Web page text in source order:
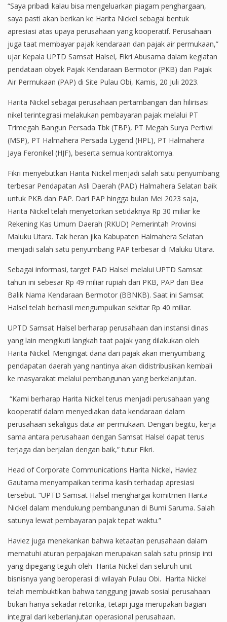
“Saya pribadi kalau bisa mengeluarkan piagam penghargaan,
saya pasti akan berikan ke Harita Nickel sebagai bentuk
apresiasi atas upaya perusahaan yang kooperatif. Perusahaan
juga taat membayar pajak kendaraan dan pajak air permukaan,”
ujar Kepala UPTD Samsat Halsel, Fikri Abusama dalam kegiatan
pendataan obyek Pajak Kendaraan Bermotor (PKB) dan Pajak
Air Permukaan (PAP) di Site Pulau Obi, Kamis, 20 Juli 2023.
Harita Nickel sebagai perusahaan pertambangan dan hilirisasi
nikel terintegrasi melakukan pembayaran pajak melalui PT
Trimegah Bangun Persada Tbk (TBP), PT Megah Surya Pertiwi
(MSP), PT Halmahera Persada Lygend (HPL), PT Halmahera
Jaya Feronikel (HJF), beserta semua kontraktornya.
Fikri menyebutkan Harita Nickel menjadi salah satu penyumbang
terbesar Pendapatan Asli Daerah (PAD) Halmahera Selatan baik
untuk PKB dan PAP. Dari PAP hingga bulan Mei 2023 saja,
Harita Nickel telah menyetorkan setidaknya Rp 30 miliar ke
Rekening Kas Umum Daerah (RKUD) Pemerintah Provinsi
Maluku Utara. Tak heran jika Kabupaten Halmahera Selatan
menjadi salah satu penyumbang PAP terbesar di Maluku Utara.
Sebagai informasi, target PAD Halsel melalui UPTD Samsat
tahun ini sebesar Rp 49 miliar rupiah dari PKB, PAP dan Bea
Balik Nama Kendaraan Bermotor (BBNKB). Saat ini Samsat
Halsel telah berhasil mengumpulkan sekitar Rp 40 miliar.
UPTD Samsat Halsel berharap perusahaan dan instansi dinas
yang lain mengikuti langkah taat pajak yang dilakukan oleh
Harita Nickel. Mengingat dana dari pajak akan menyumbang
pendapatan daerah yang nantinya akan didistribusikan kembali
ke masyarakat melalui pembangunan yang berkelanjutan.
“Kami berharap Harita Nickel terus menjadi perusahaan yang
kooperatif dalam menyediakan data kendaraan dalam
perusahaan sekaligus data air permukaan. Dengan begitu, kerja
sama antara perusahaan dengan Samsat Halsel dapat terus
terjaga dan berjalan dengan baik,” tutur Fikri.
Head of Corporate Communications Harita Nickel, Haviez
Gautama menyampaikan terima kasih terhadap apresiasi
tersebut. “UPTD Samsat Halsel menghargai komitmen Harita
Nickel dalam mendukung pembangunan di Bumi Saruma. Salah
satunya lewat pembayaran pajak tepat waktu.”
Haviez juga menekankan bahwa ketaatan perusahaan dalam
mematuhi aturan perpajakan merupakan salah satu prinsip inti
yang dipegang teguh oleh Harita Nickel dan seluruh unit
bisnisnya yang beroperasi di wilayah Pulau Obi. Harita Nickel
telah membuktikan bahwa tanggung jawab sosial perusahaan
bukan hanya sekadar retorika, tetapi juga merupakan bagian
integral dari keberlanjutan operasional perusahaan.